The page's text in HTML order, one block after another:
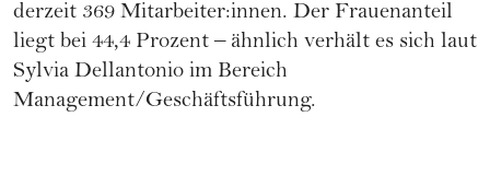
derzeit 369 Mitarbeiter:innen. Der Frauenanteil
liegt bei 44,4 Prozent – ähnlich verhält es sich laut
Sylvia Dellantonio im Bereich
Management/Geschäftsführung.